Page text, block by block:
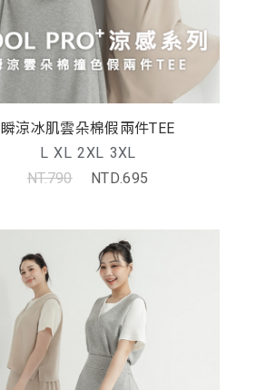
瞬涼冰肌雲朵棉假兩件TEE
L XL 2XL 3XL
NT.790
NTD.695